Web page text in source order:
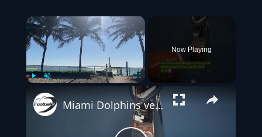
×
Fullscreen
Now Playing
Miami Dolphins verlängern Vertrag mit Jaylen Waddle um drei Jahre